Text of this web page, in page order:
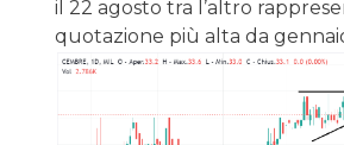
il 22 agosto tra l’altro
quotazione più alta da